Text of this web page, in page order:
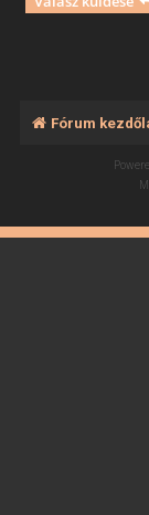
Fórum